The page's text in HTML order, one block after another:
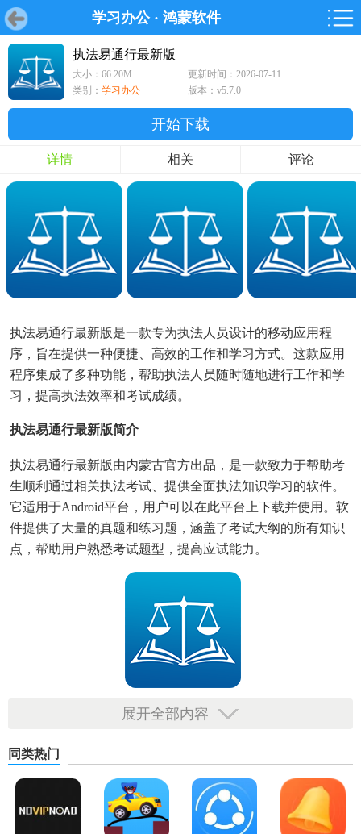
学习办公· 鸿蒙软件
游戏 软件
首页 软件 鸿蒙
游戏
鸿蒙
软件
专题
执法易通行最新版
大小：66.20M
更新时间：2026-07-11
类别： 学习办公 版本：v5.7.0
开始下载
详情 相关 评论
执法易通行最新版是一款专为执法人员设计的移动应用程
序，旨在提供一种便捷、高效的工作和学习方式。这款应用
程序集成了多种功能，帮助执法人员随时随地进行工作和学
习，提高执法效率和考试成绩。
执法易通行最新版简介
执法易通行最新版由内蒙古官方出品，是一款致力于帮助考
生顺利通过相关执法考试、提供全面执法知识学习的软件。
它适用于Android平台，用户可以在此平台上下载并使用。软
件提供了大量的真题和练习题，涵盖了考试大纲的所有知识
点，帮助用户熟悉考试题型，提高应试能力。
执法易通行最新版技巧
1. 个性化学习计划：根据用户的学习情况和进度，执法易通
行最新版会为用户制定个性化的学习计划，帮助用户合理安
排复习时间，提高学习效率。
2. 模拟考试：用户可以在软件内进行模拟考试，感受真实的
展开全部内容
同类热门